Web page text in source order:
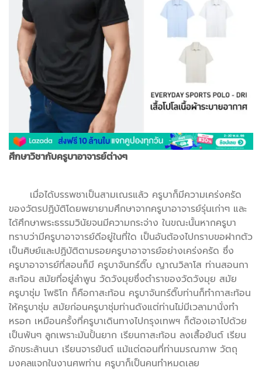
ศึกษาวิชากับครูบาอาจารย์ต่างๆ
เมื่อได้บรรพชาเป็นสามเณรแล้ว ครูบาก็มีความเคร่งครัด
ของวัตรปฏิบัติโดยพยายามศึกษาจากครูบาอาจารย์รุ่นเก่าๆ และ
ได้ศึกษาพระธรรมวินัยจนมีความกระจ่าง ในขณะนั้นหากครูบา
ทราบว่ามีครูบาอาจารย์ดีอยู่ในที่ใด เป็นอันต้องไปกราบขอฝากตัว
เป็นศิษย์และปฏิบัติตามรอยครูบาอาจารย์อย่างเคร่งครัด ซึ่ง
ครูบาอาจารย์ที่สอนก็มี ครูบาจันทร์ติ๊บ ญาณวิลาโส ท่านสอนกา
สะท้อน สมัยที่อยู่ลำพูน วัดวังมุยซึ่งตำราของวัดวังมุย สมัย
ครูบาชุ่ม โพธิโก ก็คือกาสะท้อน ครูบาจันทร์ติ๊บท่านก็ทำกาสะท้อน
ให้ครูบาชุ่ม สมัยก่อนครูบาชุ่มท่านดังแต่ท่านไม่มีเวลามานั่งทำ
หรอก เหมือนครั้งที่ครูบาเดินทางไปกรุงเทพฯ ก็ต้องเอาไปด้วย
เป็นพันๆ ลูกเพราะมันปั้นยาก เรียนกาสะท้อน ลงเสื้อยันต์ เรียน
อักขระล้านนา เรียนจารยันต์ แม้แต่ตอนที่ท่านมรณภาพ วัตถุ
มงคลแจกในงานศพท่าน ครูบาก็เป็นคนทำหมดเลย